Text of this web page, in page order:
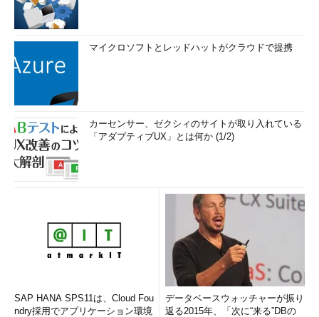
マイクロソフトとレッドハットがクラウドで提携
カーセンサー、ゼクシィのサイトが取り入れている
「アダプティブUX」とは何か (1/2)
SAP HANA SPS11は、Cloud Fou
ndry採用でアプリケーション環境
データベースウォッチャーが振り
返る2015年、「次に“来る”DBの